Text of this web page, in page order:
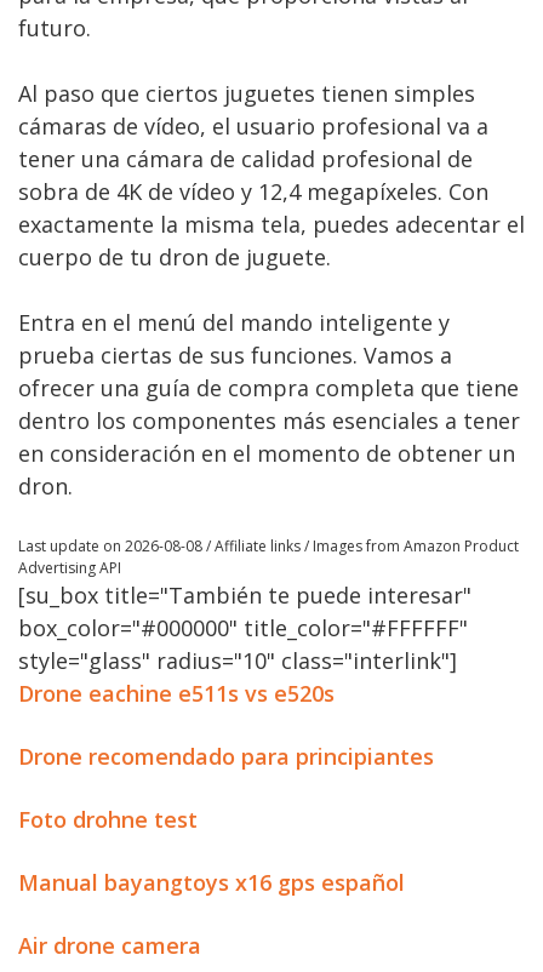
futuro.
Al paso que ciertos juguetes tienen simples
cámaras de vídeo, el usuario profesional va a
tener una cámara de calidad profesional de
sobra de 4K de vídeo y 12,4 megapíxeles. Con
exactamente la misma tela, puedes adecentar el
cuerpo de tu dron de juguete.
Entra en el menú del mando inteligente y
prueba ciertas de sus funciones. Vamos a
ofrecer una guía de compra completa que tiene
dentro los componentes más esenciales a tener
en consideración en el momento de obtener un
dron.
Last update on 2026-08-08 / Affiliate links / Images from Amazon Product
Advertising API
[su_box title="También te puede interesar"
box_color="#000000" title_color="#FFFFFF"
style="glass" radius="10" class="interlink"]
Drone eachine e511s vs e520s
Drone recomendado para principiantes
Foto drohne test
Manual bayangtoys x16 gps español
Air drone camera